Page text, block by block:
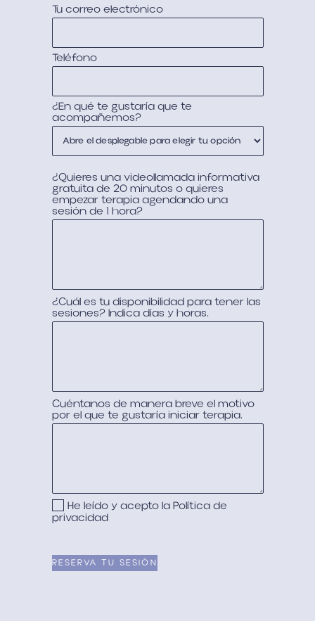
Tu correo electrónico
Teléfono
¿En qué te gustaría que te
acompañemos?
¿Quieres una videollamada informativa
gratuita de 20 minutos o quieres
empezar terapia agendando una
sesión de 1 hora?
¿Cuál es tu disponibilidad para tener las
sesiones? Indica días y horas.
Cuéntanos de manera breve el motivo
por el que te gustaría iniciar terapia.
He leído y acepto laPolítica de
privacidad